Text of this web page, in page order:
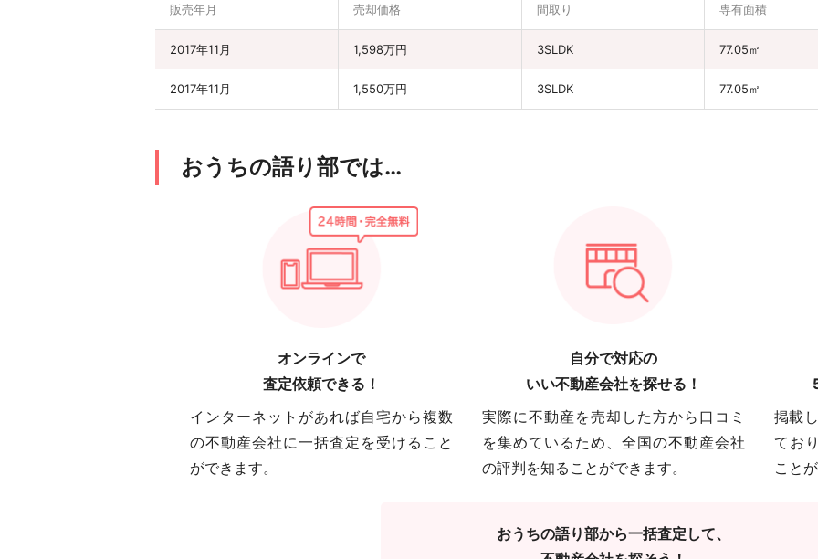
販売年月 売却価格 間取り 専有面積
2017年11月 1,598万円 3SLDK 77.05㎡
2017年11月 1,550万円 3SLDK 77.05㎡
おうちの語り部では…
オンラインで
査定依頼できる！
インターネットがあれば自宅から複数
の不動産会社に一括査定を受けること
ができます。
自分で対応の
いい不動産会社を探せる！
実際に不動産を売却した方から口コミ
を集めているため、全国の不動産会社
の評判を知ることができます。
掲載
てお
こと
おうちの語り部から一括査定して、